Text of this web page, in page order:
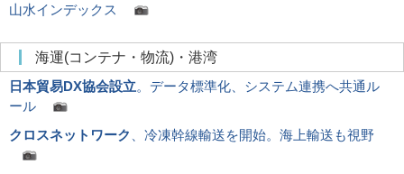
山水インデックス
海運(コンテナ・物流)・港湾
日本貿易DX協会設立。データ標準化、システム連携へ共通ル
ール
クロスネットワーク
、冷凍幹線輸送を開始。海上輸送も視野